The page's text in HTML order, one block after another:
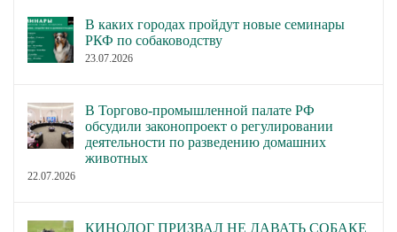
В каких городах пройдут новые семинары
РКФ по собаководству
23.07.2026
В Торгово-промышленной палате РФ
обсудили законопроект о регулировании
деятельности по разведению домашних
животных
22.07.2026
КИНОЛОГ ПРИЗВАЛ НЕ ДАВАТЬ СОБАКЕ